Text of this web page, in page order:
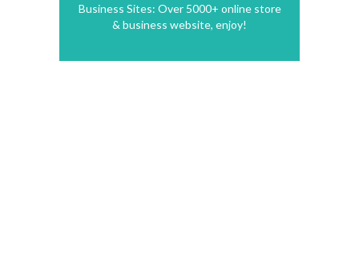
Business Sites: Over 5000+ online store
& business website, enjoy!